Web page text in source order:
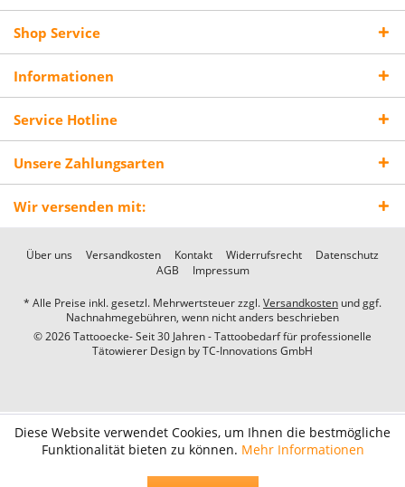
Shop Service
Informationen
Service Hotline
Unsere Zahlungsarten
Wir versenden mit:
Über uns Versandkosten Kontakt Widerrufsrecht
Datenschutz
AGB
Impressum
* Alle Preise inkl. gesetzl. Mehrwertsteuer zzgl.Versandkosten und ggf.
Nachnahmegebühren, wenn nicht anders beschrieben
© 2026 Tattooecke- Seit 30 Jahren - Tattoobedarf für professionelle
Tätowierer Design byTC-Innovations GmbH
Diese Website verwendet Cookies, um Ihnen die bestmögliche
Funktionalität bieten zu können. Mehr Informationen